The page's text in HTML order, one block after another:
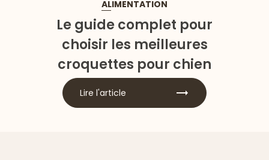
ALIMENTATION
Le guide complet pour
choisir les meilleures
croquettes pour chien
Lire l'article